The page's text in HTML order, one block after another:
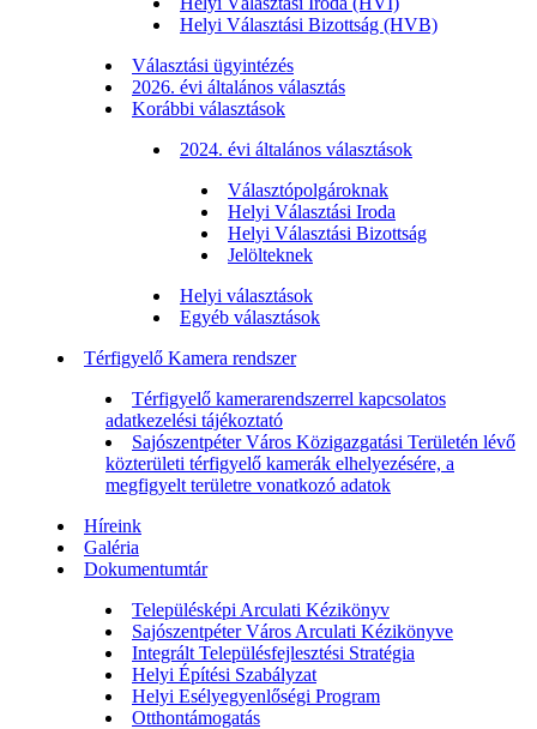
Helyi Választási Bizottság (HVB)
Választási ügyintézés
2026. évi általános választás
Korábbi választások
2024. évi általános választások
Választópolgároknak
Helyi Választási Iroda
Helyi Választási Bizottság
Jelölteknek
Helyi választások
Egyéb választások
Térfigyelő Kamera rendszer
Térfigyelő kamerarendszerrel kapcsolatos
adatkezelési tájékoztató
Sajószentpéter Város Közigazgatási Területén lévő
közterületi térfigyelő kamerák elhelyezésére, a
megfigyelt területre vonatkozó adatok
Híreink
Galéria
Dokumentumtár
Településképi Arculati Kézikönyv
Sajószentpéter Város Arculati Kézikönyve
Integrált Településfejlesztési Stratégia
Helyi Építési Szabályzat
Helyi Esélyegyenlőségi Program
Otthontámogatás